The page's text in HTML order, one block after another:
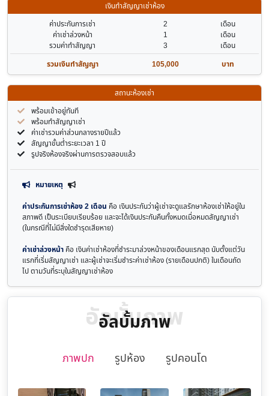
เงินทำสัญญาเช่าห้อง
ค่าประกันการเช่า
2
เดือน
ค่าเช่าล่วงหน้า
1
เดือน
รวมค่าทำสัญญา
3
เดือน
รวมเงินทำสัญญา
105,000 บาท
สถานะห้องเช่า
พร้อมเข้าอยู่ทันที
พร้อมทำสัญญาเช่า
ค่าเช่ารวมค่าส่วนกลางรายปีแล้ว
สัญญาขั้นต่ำระยะเวลา 1 ปี
รูปจริงห้องจริงผ่านการตรวจสอบแล้ว
หมายเหตุ
ค่าประกันการเช่าห้อง 2 เดือน คือ เงินประกันว่าผู้เช่าจะดูแลรักษาห้องเช่าให้อยู่ใน
สภาพดี เป็นระเบียบเรียบร้อย และจะได้เงินประกันคืนทั้งหมดเมื่อหมดสัญญาเช่า
(ในกรณีที่ไม่มีสิ่งใดชำรุดเสียหาย)
ค่าเช่าล่วงหน้า คือ เงินค่าเช่าห้องที่ชำระมาล่วงหน้าของเดือนแรกสุด นับตั้งแต่วัน
แรกที่เริ่มสัญญาเช่า และผู้เช่าจะเริ่มชำระค่าเช่าห้อง (รายเดือนปกติ) ในเดือนถัด
ไป ตามวันที่ระบุในสัญญาเช่าห้อง
อัลบั้มภาพ
อัลบั้มภาพ
ภาพปก รูปห้อง รูปคอนโด